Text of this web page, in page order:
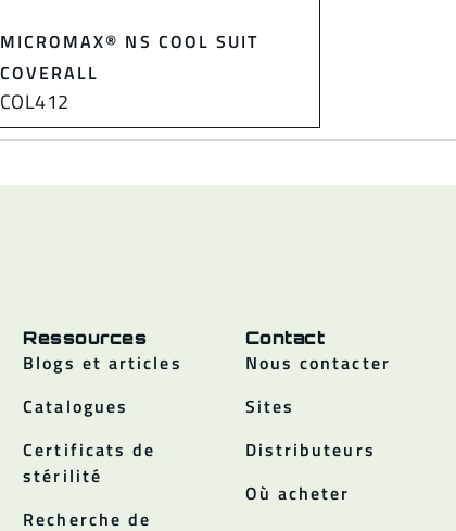
MICROMAX® NS COOL SUIT
COVERALL
COL412
Ressources
Blogs et articles
Catalogues
Certificats de
stérilité
Recherche de
Contact
Nous contacter
Sites
Distributeurs
Où acheter